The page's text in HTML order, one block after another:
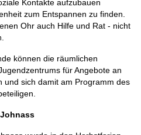
Kontakte aufzubauen
zum Entspannen zu finden.
Ohr auch Hilfe und Rat - nicht
können die räumlichen
für Angebote an
und sich damit am Programm des